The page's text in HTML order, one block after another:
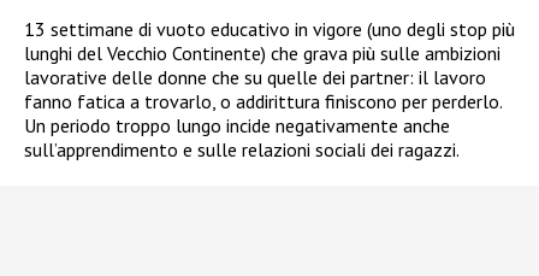
13 settimane di vuoto educativo in vigore (uno degli stop più
lunghi del Vecchio Continente) che grava più sulle ambizioni
lavorative delle donne che su quelle dei partner: il lavoro
fanno fatica a trovarlo, o addirittura finiscono per perderlo.
Un periodo troppo lungo incide negativamente anche
sull’apprendimento e sulle relazioni sociali dei ragazzi.